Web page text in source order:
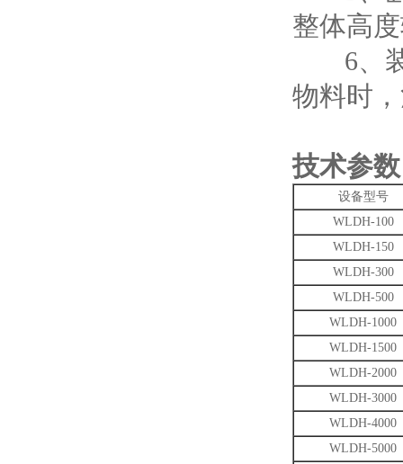
整体高
6、装
物料时
技术参数
设备型号
WLDH-100
WLDH-150
WLDH-300
WLDH-500
WLDH-1000
WLDH-1500
WLDH-2000
WLDH-3000
WLDH-4000
WLDH-5000